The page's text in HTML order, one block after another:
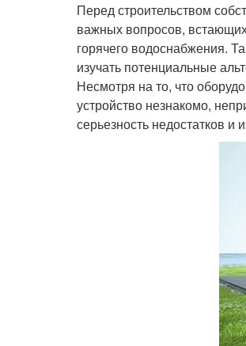
Перед строительством
важных вопросов,
горячего водоснабжения.
изучать потенциальные
Несмотря на то, что
устройство незнакомо,
серьезность недостатков